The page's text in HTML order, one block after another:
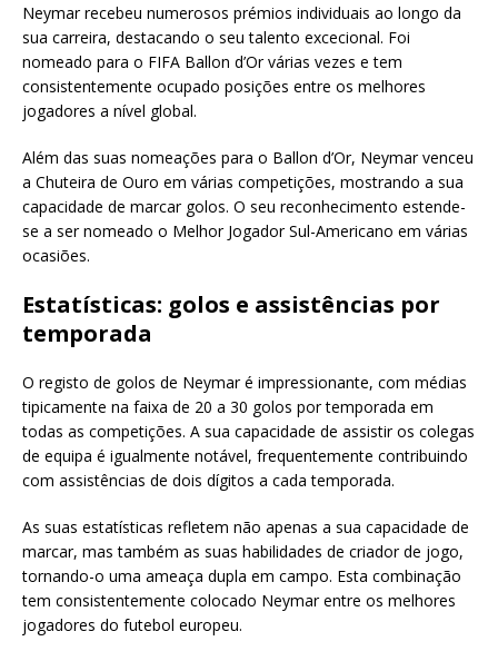
Neymar recebeu numerosos prémios individuais ao longo da
sua carreira, destacando o seu talento excecional. Foi
nomeado para o FIFA Ballon d’Or várias vezes e tem
consistentemente ocupado posições entre os melhores
jogadores a nível global.
Além das suas nomeações para o Ballon d’Or, Neymar venceu
a Chuteira de Ouro em várias competições, mostrando a sua
capacidade de marcar golos. O seu reconhecimento estende-
se a ser nomeado o Melhor Jogador Sul-Americano em várias
ocasiões.
Estatísticas: golos e assistências por
temporada
O registo de golos de Neymar é impressionante, com médias
tipicamente na faixa de 20 a 30 golos por temporada em
todas as competições. A sua capacidade de assistir os colegas
de equipa é igualmente notável, frequentemente contribuindo
com assistências de dois dígitos a cada temporada.
As suas estatísticas refletem não apenas a sua capacidade de
marcar, mas também as suas habilidades de criador de jogo,
tornando-o uma ameaça dupla em campo. Esta combinação
tem consistentemente colocado Neymar entre os melhores
jogadores do futebol europeu.